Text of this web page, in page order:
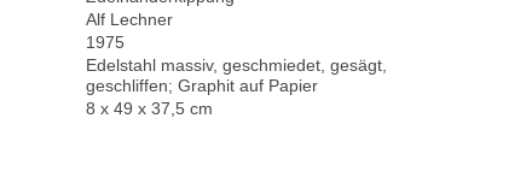
Alf Lechner
1975
Edelstahl massiv, geschmiedet, gesägt,
geschliffen; Graphit auf Papier
8 x 49 x 37,5 cm